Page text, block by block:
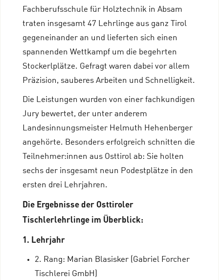
Fachberufsschule für Holztechnik in Absam
traten insgesamt 47 Lehrlinge aus ganz Tirol
gegeneinander an und lieferten sich einen
spannenden Wettkampf um die begehrten
Stockerlplätze. Gefragt waren dabei vor allem
Präzision, sauberes Arbeiten und Schnelligkeit.
Die Leistungen wurden von einer fachkundigen
Jury bewertet, der unter anderem
Landesinnungsmeister Helmuth Hehenberger
angehörte. Besonders erfolgreich schnitten die
Teilnehmer:innen aus Osttirol ab: Sie holten
sechs der insgesamt neun Podestplätze in den
ersten drei Lehrjahren.
Die Ergebnisse der Osttiroler
Tischlerlehrlinge im Überblick:
1. Lehrjahr
2. Rang: Marian Blasisker (Gabriel Forcher
Tischlerei GmbH)